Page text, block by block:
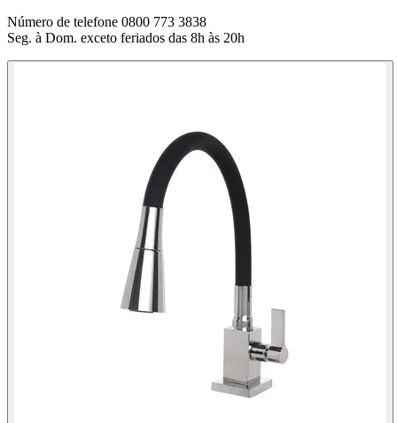
Número de telefone 0800 773 3838
Seg. à Dom. exceto feriados das 8h às 20h